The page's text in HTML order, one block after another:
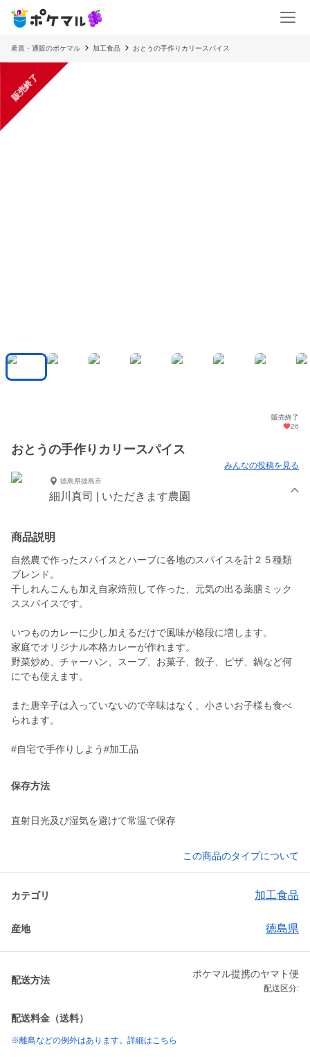
産直・通販のポケマル 加工食品 おとうの手作りカリースパイス
販売終了
販売終了
26
おとうの手作りカリースパイス
みんなの投稿を見る
徳島県徳島市
細川真司 | いただきます農園
商品説明
自然農で作ったスパイスとハーブに各地のスパイスを計２５種類
ブレンド。
干しれんこんも加え自家焙煎して作った、元気の出る薬膳ミック
ススパイスです。
いつものカレーに少し加えるだけで風味が格段に増します。
家庭でオリジナル本格カレーが作れます。
野菜炒め、チャーハン、スープ、お菓子、餃子、ピザ、鍋など何
にでも使えます。
また唐辛子は入っていないので辛味はなく、小さいお子様も食べ
られます。
#自宅で手作りしよう#加工品
保存方法
直射日光及び湿気を避けて常温で保存
この商品のタイプについて
カテゴリ 加工食品
産地 徳島県
配送方法
ポケマル提携のヤマト便
配送区分:
配送料金（送料）
※離島などの例外はあります。詳細はこちら